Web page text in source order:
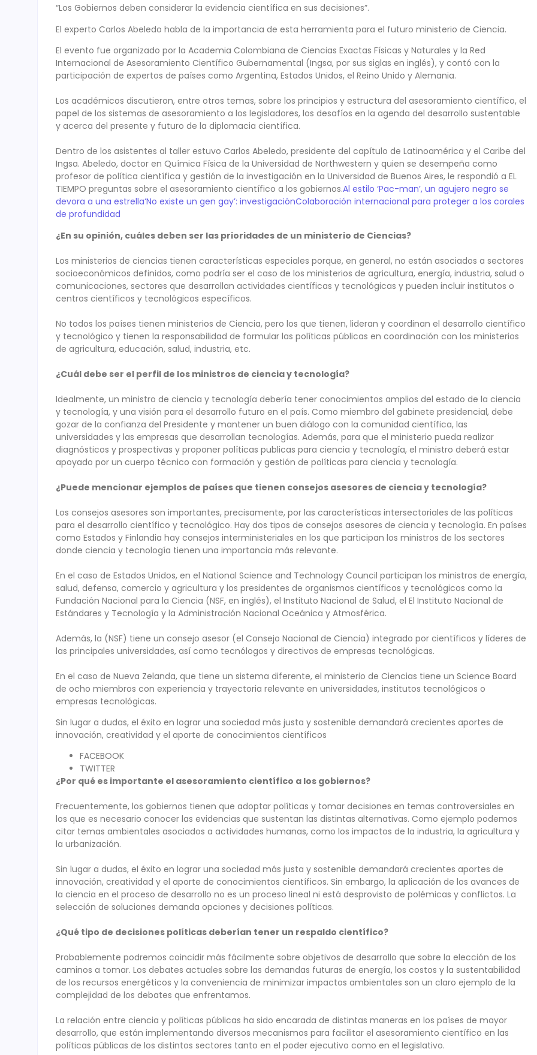
“Los Gobiernos deben considerar la evidencia científica en sus decisiones”.
El experto Carlos Abeledo habla de la importancia de esta herramienta para el futuro ministerio de Ciencia.
El evento fue organizado por la Academia Colombiana de Ciencias Exactas Físicas y Naturales y la Red
Internacional de Asesoramiento Científico Gubernamental (Ingsa, por sus siglas en inglés), y contó con la
participación de expertos de países como Argentina, Estados Unidos, el Reino Unido y Alemania.
Los académicos discutieron, entre otros temas, sobre los principios y estructura del asesoramiento científico, el
papel de los sistemas de asesoramiento a los legisladores, los desafíos en la agenda del desarrollo sustentable
y acerca del presente y futuro de la diplomacia científica.
Dentro de los asistentes al taller estuvo Carlos Abeledo, presidente del capítulo de Latinoamérica y el Caribe del
Ingsa. Abeledo, doctor en Química Física de la Universidad de Northwestern y quien se desempeña como
profesor de política científica y gestión de la investigación en la Universidad de Buenos Aires, le respondió a EL
TIEMPO preguntas sobre el asesoramiento científico a los gobiernos.Al estilo ‘Pac-man’, un agujero negro se
devora a una estrella‘No existe un gen gay’: investigaciónColaboración internacional para proteger a los corales
de profundidad
¿En su opinión, cuáles deben ser las prioridades de un ministerio de Ciencias?
Los ministerios de ciencias tienen características especiales porque, en general, no están asociados a sectores
socioeconómicos definidos, como podría ser el caso de los ministerios de agricultura, energía, industria, salud o
comunicaciones, sectores que desarrollan actividades científicas y tecnológicas y pueden incluir institutos o
centros científicos y tecnológicos específicos.
No todos los países tienen ministerios de Ciencia, pero los que tienen, lideran y coordinan el desarrollo científico
y tecnológico y tienen la responsabilidad de formular las políticas públicas en coordinación con los ministerios
de agricultura, educación, salud, industria, etc.
¿Cuál debe ser el perfil de los ministros de ciencia y tecnología?
Idealmente, un ministro de ciencia y tecnología debería tener conocimientos amplios del estado de la ciencia
y tecnología, y una visión para el desarrollo futuro en el país. Como miembro del gabinete presidencial, debe
gozar de la confianza del Presidente y mantener un buen diálogo con la comunidad científica, las
universidades y las empresas que desarrollan tecnologías. Además, para que el ministerio pueda realizar
diagnósticos y prospectivas y proponer políticas publicas para ciencia y tecnología, el ministro deberá estar
apoyado por un cuerpo técnico con formación y gestión de políticas para ciencia y tecnología.
¿Puede mencionar ejemplos de países que tienen consejos asesores de ciencia y tecnología?
Los consejos asesores son importantes, precisamente, por las características intersectoriales de las políticas
para el desarrollo científico y tecnológico. Hay dos tipos de consejos asesores de ciencia y tecnología. En países
como Estados y Finlandia hay consejos interministeriales en los que participan los ministros de los sectores
donde ciencia y tecnología tienen una importancia más relevante.
En el caso de Estados Unidos, en el National Science and Technology Council participan los ministros de energía,
salud, defensa, comercio y agricultura y los presidentes de organismos científicos y tecnológicos como la
Fundación Nacional para la Ciencia (NSF, en inglés), el Instituto Nacional de Salud, el El Instituto Nacional de
Estándares y Tecnología y la Administración Nacional Oceánica y Atmosférica.
Además, la (NSF) tiene un consejo asesor (el Consejo Nacional de Ciencia) integrado por científicos y líderes de
las principales universidades, así como tecnólogos y directivos de empresas tecnológicas.
En el caso de Nueva Zelanda, que tiene un sistema diferente, el ministerio de Ciencias tiene un Science Board
de ocho miembros con experiencia y trayectoria relevante en universidades, institutos tecnológicos o
empresas tecnológicas.
Sin lugar a dudas, el éxito en lograr una sociedad más justa y sostenible demandará crecientes aportes de
innovación, creatividad y el aporte de conocimientos científicos
FACEBOOK
TWITTER
¿Por qué es importante el asesoramiento científico a los gobiernos?
Frecuentemente, los gobiernos tienen que adoptar políticas y tomar decisiones en temas controversiales en
los que es necesario conocer las evidencias que sustentan las distintas alternativas. Como ejemplo podemos
citar temas ambientales asociados a actividades humanas, como los impactos de la industria, la agricultura y
la urbanización.
Sin lugar a dudas, el éxito en lograr una sociedad más justa y sostenible demandará crecientes aportes de
innovación, creatividad y el aporte de conocimientos científicos. Sin embargo, la aplicación de los avances de
la ciencia en el proceso de desarrollo no es un proceso lineal ni está desprovisto de polémicas y conflictos. La
selección de soluciones demanda opciones y decisiones políticas.
¿Qué tipo de decisiones políticas deberían tener un respaldo científico?
Probablemente podremos coincidir más fácilmente sobre objetivos de desarrollo que sobre la elección de los
caminos a tomar. Los debates actuales sobre las demandas futuras de energía, los costos y la sustentabilidad
de los recursos energéticos y la conveniencia de minimizar impactos ambientales son un claro ejemplo de la
complejidad de los debates que enfrentamos.
La relación entre ciencia y políticas públicas ha sido encarada de distintas maneras en los países de mayor
desarrollo, que están implementando diversos mecanismos para facilitar el asesoramiento científico en las
políticas públicas de los distintos sectores tanto en el poder ejecutivo como en el legislativo.